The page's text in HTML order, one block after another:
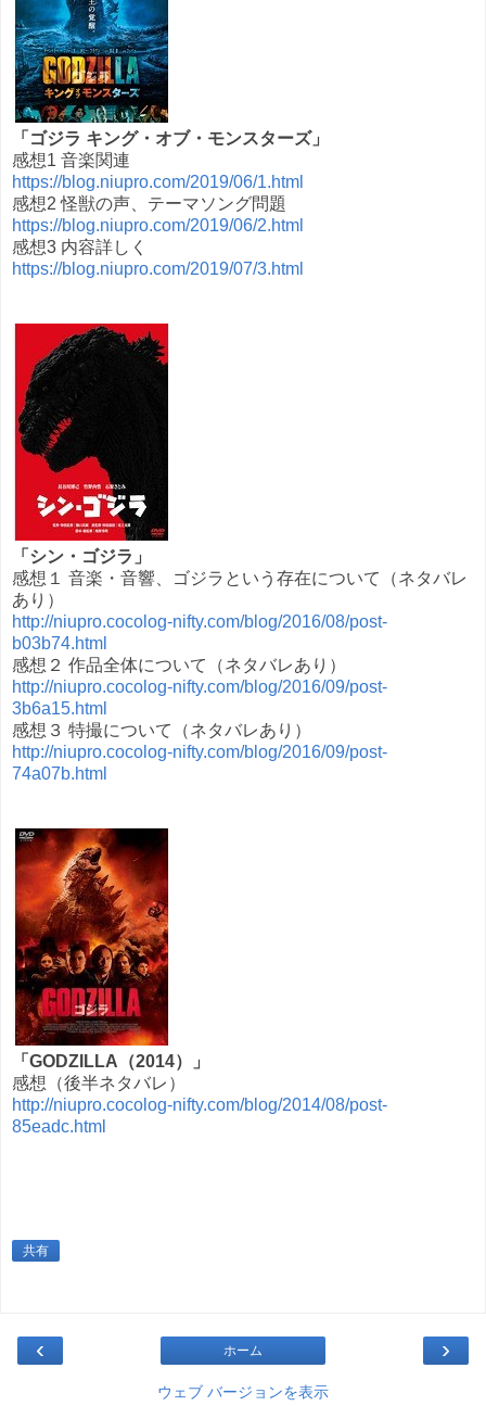
「ゴジラ キング・オブ・モンスターズ」
感想1 音楽関連
https://blog.niupro.com/2019/06/1.html
感想2 怪獣の声、テーマソング問題
https://blog.niupro.com/2019/06/2.html
感想3 内容詳しく
https://blog.niupro.com/2019/07/3.html
「シン・ゴジラ」
感想１ 音楽・音響、ゴジラという存在について（ネタバレ
あり）
http://niupro.cocolog-nifty.com/blog/2016/08/post-
b03b74.html
感想２ 作品全体について（ネタバレあり）
http://niupro.cocolog-nifty.com/blog/2016/09/post-
3b6a15.html
感想３ 特撮について（ネタバレあり）
http://niupro.cocolog-nifty.com/blog/2016/09/post-
74a07b.html
「GODZILLA（2014）」
感想（後半ネタバレ）
http://niupro.cocolog-nifty.com/blog/2014/08/post-
85eadc.html
共有
‹ ›
ホーム
ウェブ バージョンを表示